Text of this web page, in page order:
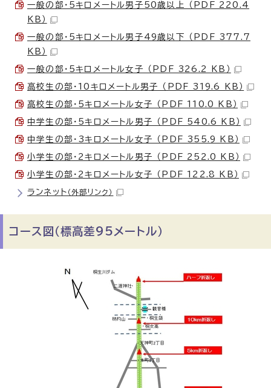
一般の部・5キロメートル男子50歳以上 （PDF 220.4
KB）
一般の部・5キロメートル男子49歳以下 （PDF 377.7
KB）
一般の部・5キロメートル女子 （PDF 326.2 KB）
高校生の部・10キロメートル男子 （PDF 319.6 KB）
高校生の部・5キロメートル女子 （PDF 110.0 KB）
中学生の部・5キロメートル男子 （PDF 540.6 KB）
中学生の部・3キロメートル女子 （PDF 355.9 KB）
小学生の部・2キロメートル男子 （PDF 252.0 KB）
小学生の部・2キロメートル女子 （PDF 122.8 KB）
ランネット （外部リンク）
コース図（標高差95メートル）